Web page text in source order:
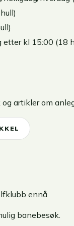
etter kl 15:00 (18
artikler om
ennå.
banebesøk.